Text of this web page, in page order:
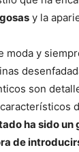
y la
moda y
son
ha sido un
de